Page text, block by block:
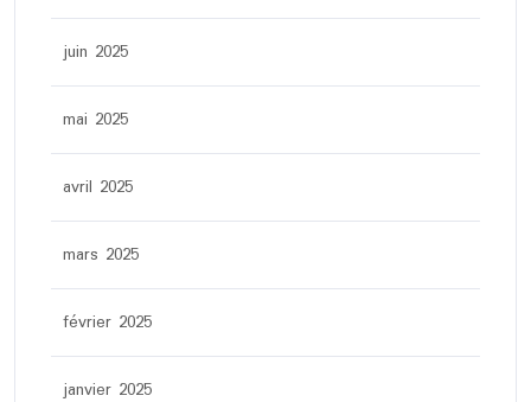
juin 2025
mai 2025
avril 2025
mars 2025
février 2025
janvier 2025